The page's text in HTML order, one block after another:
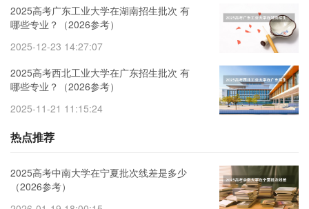
2025高考广东工业大学在湖南招生批次 有
哪些专业？（2026参考）
2025-12-23 14:27:07
2025高考西北工业大学在广东招生批次 有
哪些专业？（2026参考）
2025-11-21 11:15:24
热点推荐
2025高考中南大学在宁夏批次线差是多少
（2026参考）